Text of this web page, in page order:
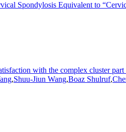
Spondylosis Equivalent to
with the complex cluster
,Shuu-Jiun Wang,Boaz Shulruf,